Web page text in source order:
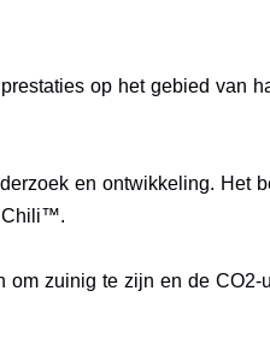
op het gebied van
en ontwikkeling. Het
Chili™.
om zuinig te zijn en de